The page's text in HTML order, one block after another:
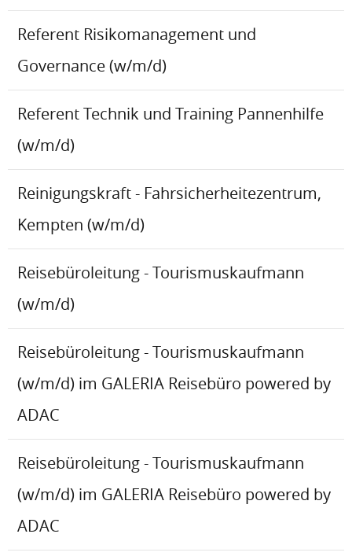
Referent Risikomanagement und
Governance (w/m/d)
Referent Technik und Training Pannenhilfe
(w/m/d)
Reinigungskraft - Fahrsicherheitezentrum,
Kempten (w/m/d)
Reisebüroleitung - Tourismuskaufmann
(w/m/d)
Reisebüroleitung - Tourismuskaufmann
(w/m/d) im GALERIA Reisebüro powered by
ADAC
Reisebüroleitung - Tourismuskaufmann
(w/m/d) im GALERIA Reisebüro powered by
ADAC